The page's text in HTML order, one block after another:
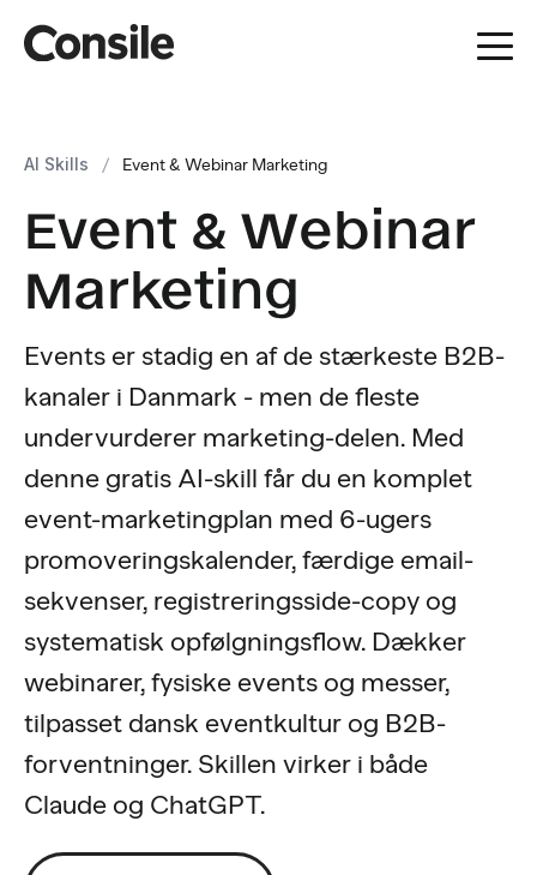
AI Skills / Event & Webinar Marketing
Event & Webinar
Marketing
Events er stadig en af de stærkeste B2B-
kanaler i Danmark - men de fleste
undervurderer marketing-delen. Med
denne gratis AI-skill får du en komplet
event-marketingplan med 6-ugers
promoveringskalender, færdige email-
sekvenser, registreringsside-copy og
systematisk opfølgningsflow. Dækker
webinarer, fysiske events og messer,
tilpasset dansk eventkultur og B2B-
forventninger. Skillen virker i både
Claude og ChatGPT.